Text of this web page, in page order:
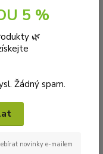
5 %
🌿
Žádný spam.
novinky e-mailem